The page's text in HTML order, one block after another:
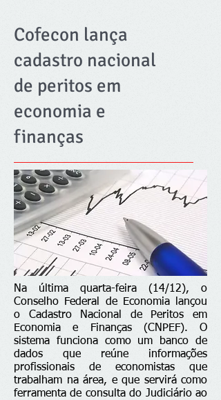
Cofecon lança
cadastro nacional
de peritos em
economia e
finanças
Na última quarta-feira (14/12), o
Conselho Federal de Economia lançou
o Cadastro Nacional de Peritos em
Economia e Finanças (CNPEF). O
sistema funciona como um banco de
dados que reúne informações
profissionais de economistas que
trabalham na área, e que servirá como
ferramenta de consulta do Judiciário ao